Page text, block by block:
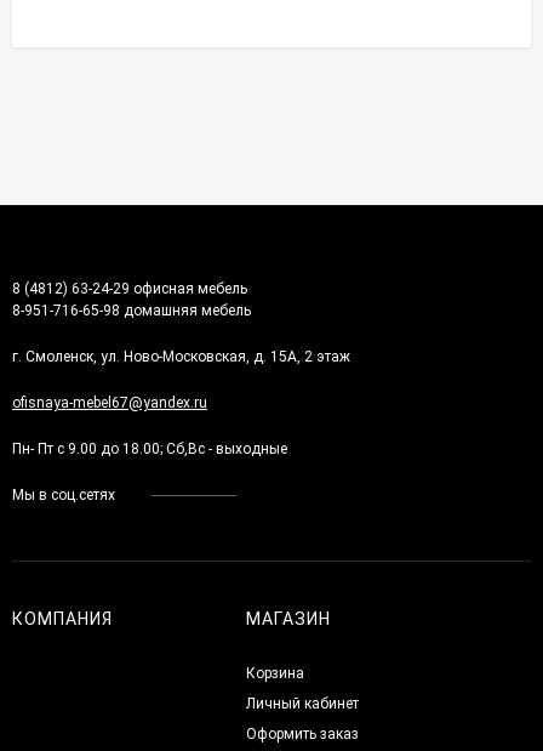
8 (4812) 63-24-29 офисная мебель
8-951-716-65-98 домашняя мебель
г. Смоленск, ул. Ново-Московская, д. 15А, 2 этаж
ofisnaya-mebel67@yandex.ru
Пн- Пт с 9.00 до 18.00; Сб,Вс - выходные
Мы в соц.сетях
КОМПАНИЯ МАГАЗИН
Корзина
Личный кабинет
Оформить заказ